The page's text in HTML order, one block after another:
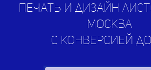
печать и дизайн
Москва
с конверсией до